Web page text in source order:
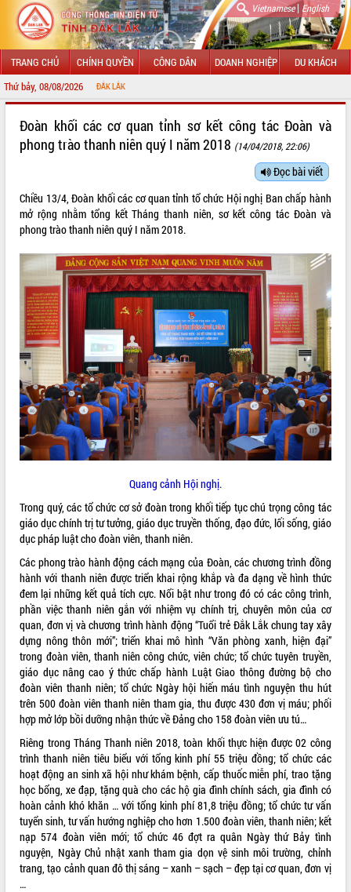
Vietnamese| English
TRANG CHỦ CHÍNH QUYỀN CÔNG DÂN DOANH NGHIỆP DU KHÁCH
Thứ bảy, 08/08/2026
LÃNH ĐẠO UBND TỈNH
SỞ, BAN, NGÀNH
THÔNG TIN CHỈ ĐẠO ĐIỀU HÀNH
HỆ THỐNG VĂN BẢN
VĂN BẢN HĐND TỈNH
ĐIỂM TIN VĂN BẢN
QUY HOẠCH - KẾ HOẠCH
VIDEO
Không có file video nào để phát.
ALBUM ẢNH
Đoàn khối các cơ quan tỉnh sơ kết công tác Đoàn và
phong trào thanh niên quý I năm 2018 (14/04/2018, 22:06)
Đọc bài viết
Chiều 13/4, Đoàn khối các cơ quan tỉnh tổ chức Hội nghị Ban chấp hành
mở rộng nhằm tổng kết Tháng thanh niên, sơ kết công tác Đoàn và
phong trào thanh niên quý I năm 2018.
Quang cảnh Hội nghị.
Trong quý, các tổ chức cơ sở đoàn trong khối tiếp tục chú trọng công tác
giáo dục chính trị tư tưởng, giáo dục truyền thống, đạo đức, lối sống, giáo
dục pháp luật cho đoàn viên, thanh niên.
Các phong trào hành động cách mạng của Đoàn, các chương trình đồng
hành với thanh niên được triển khai rộng khắp và đa dạng về hình thức
đem lại những kết quả tích cực. Nổi bật như trong đó có các công trình,
phần việc thanh niên gắn với nhiệm vụ chính trị, chuyên môn của cơ
quan, đơn vị và chương trình hành động “Tuổi trẻ Đắk Lắk chung tay xây
dựng nông thôn mới”; triển khai mô hình “Văn phòng xanh, hiện đại”
trong đoàn viên, thanh niên công chức, viên chức; tổ chức tuyên truyền,
giáo dục nâng cao ý thức chấp hành Luật Giao thông đường bộ cho
đoàn viên thanh niên; tổ chức Ngày hội hiến máu tình nguyện thu hút
trên 500 đoàn viên thanh niên tham gia, thu được 430 đơn vị máu; phối
hợp mở lớp bồi dưỡng nhận thức về Đảng cho 158 đoàn viên ưu tú…
Riêng trong Tháng Thanh niên 2018, toàn khối thực hiện được 02 công
trình thanh niên tiêu biểu với tổng kinh phí 55 triệu đồng; tổ chức các
hoạt động an sinh xã hội như khám bệnh, cấp thuốc miễn phí, trao tặng
học bổng, xe đạp, tặng quà cho các hộ gia đình chính sách, gia đình có
hoàn cảnh khó khăn … với tổng kinh phí 81,8 triệu đồng; tổ chức tư vấn
tuyển sinh, tư vấn hướng nghiệp cho hơn 1.500 đoàn viên, thanh niên; kết
nạp 574 đoàn viên mới; tổ chức 46 đợt ra quân Ngày thứ Bảy tình
nguyện, Ngày Chủ nhật xanh tham gia dọn vệ sinh môi trường, chỉnh
trang, tạo cảnh quan đô thị sáng – xanh – sạch – đẹp tại cơ quan, đơn vị
…